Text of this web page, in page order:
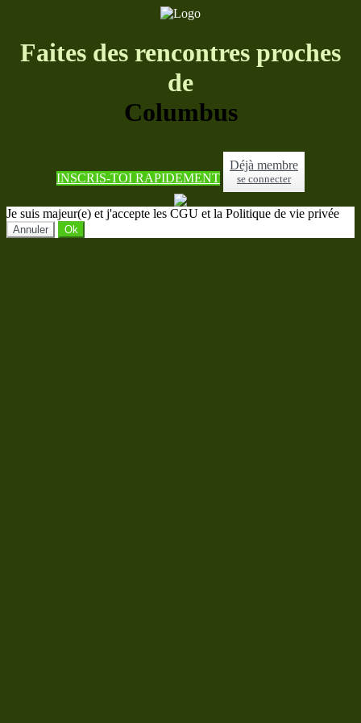
Faites des rencontres proches
de
Columbus
INSCRIS-TOI RAPIDEMENT
Déjà membre
se connecter
Je suis majeur(e) et j'accepte les CGU et la Politique de vie privée
Annuler Ok